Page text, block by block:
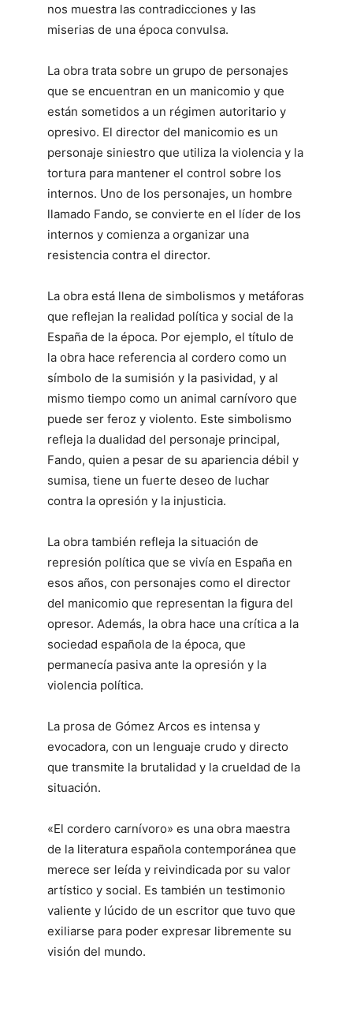
nos muestra las contradicciones y las
miserias de una época convulsa.
La obra trata sobre un grupo de personajes
que se encuentran en un manicomio y que
están sometidos a un régimen autoritario y
opresivo. El director del manicomio es un
personaje siniestro que utiliza la violencia y la
tortura para mantener el control sobre los
internos. Uno de los personajes, un hombre
llamado Fando, se convierte en el líder de los
internos y comienza a organizar una
resistencia contra el director.
La obra está llena de simbolismos y metáforas
que reflejan la realidad política y social de la
España de la época. Por ejemplo, el título de
la obra hace referencia al cordero como un
símbolo de la sumisión y la pasividad, y al
mismo tiempo como un animal carnívoro que
puede ser feroz y violento. Este simbolismo
refleja la dualidad del personaje principal,
Fando, quien a pesar de su apariencia débil y
sumisa, tiene un fuerte deseo de luchar
contra la opresión y la injusticia.
La obra también refleja la situación de
represión política que se vivía en España en
esos años, con personajes como el director
del manicomio que representan la figura del
opresor. Además, la obra hace una crítica a la
sociedad española de la época, que
permanecía pasiva ante la opresión y la
violencia política.
La prosa de Gómez Arcos es intensa y
evocadora, con un lenguaje crudo y directo
que transmite la brutalidad y la crueldad de la
situación.
«El cordero carnívoro» es una obra maestra
de la literatura española contemporánea que
merece ser leída y reivindicada por su valor
artístico y social. Es también un testimonio
valiente y lúcido de un escritor que tuvo que
exiliarse para poder expresar libremente su
visión del mundo.